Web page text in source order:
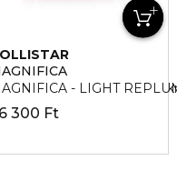
Arc - és
- LIGHT
300 Ft